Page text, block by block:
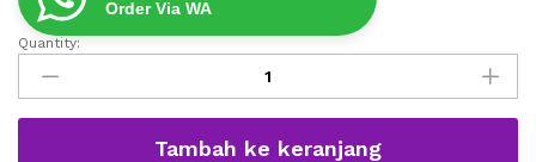
Order Via WA
Meja
Makan
Bulat
Putar
Quantity:
Tambah ke keranjang